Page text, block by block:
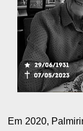
Em 2020,